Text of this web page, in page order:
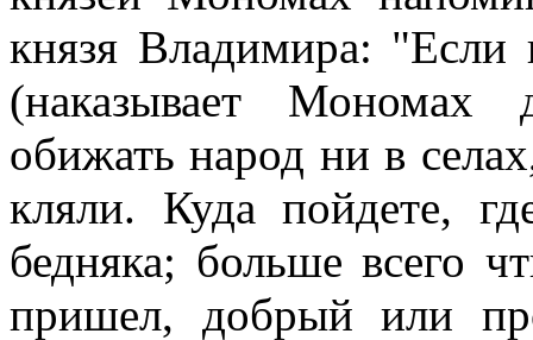
князя Владимира: "Если
(наказывает Мономах
обижать народ ни в
кляли. Куда пойдете,
бедняка; больше всего
пришел, добрый или